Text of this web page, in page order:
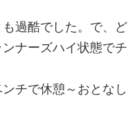
過酷でした。で、ど
ナーズハイ状態でチ
チで休憩～おとなし